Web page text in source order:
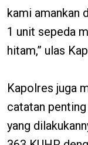
kami amankan
1 unit sepeda
hitam,” ulas
Kapolres juga
catatan
yang